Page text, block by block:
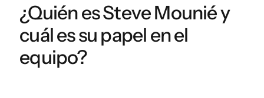
¿Quién es Steve Mounié y
cuál es su papel en el
equipo?